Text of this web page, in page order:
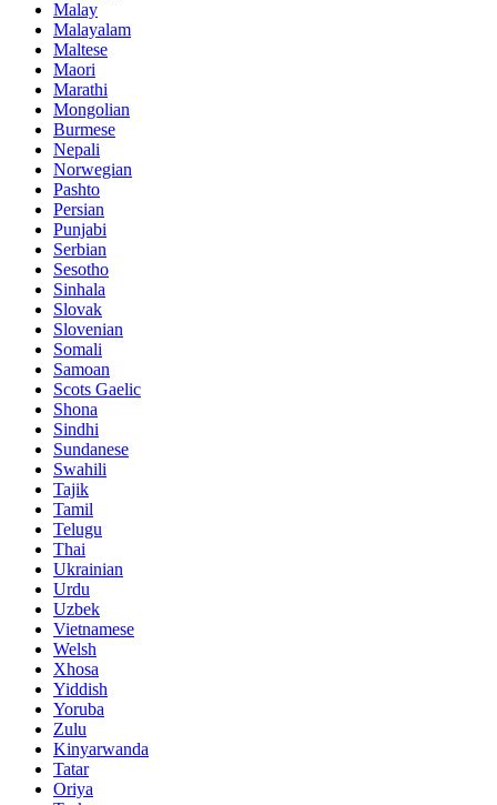
Malay
Malayalam
Maltese
Maori
Marathi
Mongolian
Burmese
Nepali
Norwegian
Pashto
Persian
Punjabi
Serbian
Sesotho
Sinhala
Slovak
Slovenian
Somali
Samoan
Scots Gaelic
Shona
Sindhi
Sundanese
Swahili
Tajik
Tamil
Telugu
Thai
Ukrainian
Urdu
Uzbek
Vietnamese
Welsh
Xhosa
Yiddish
Yoruba
Zulu
Kinyarwanda
Tatar
Oriya